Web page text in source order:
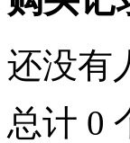
还没有
总计 0